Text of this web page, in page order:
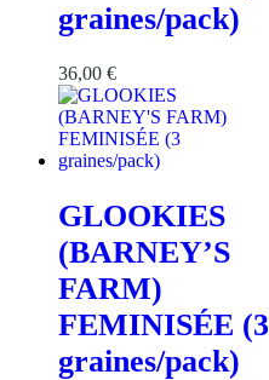
graines/pack)
36,00 €
GLOOKIES
(BARNEY’S
FARM)
FEMINISÉE (3
graines/pack)